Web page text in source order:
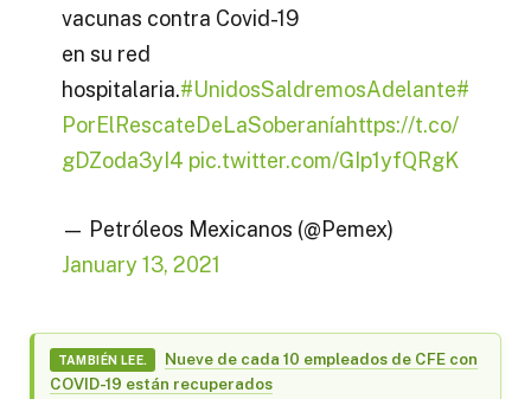
vacunas contra Covid-19
en su red
hospitalaria.#UnidosSaldremosAdelante#
PorElRescateDeLaSoberaníahttps://t.co/
gDZoda3yI4 pic.twitter.com/GIp1yfQRgK
— Petróleos Mexicanos (@Pemex)
January 13, 2021
TAMBIÉN LEE.
Nueve de cada 10 empleados de CFE con
COVID-19 están recuperados